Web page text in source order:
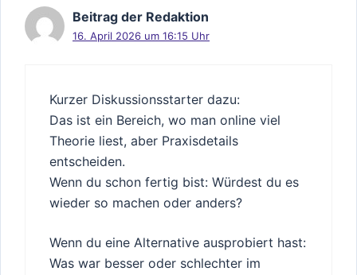
Beitrag der Redaktion
16. April 2026 um 16:15 Uhr
Kurzer Diskussionsstarter dazu:
Das ist ein Bereich, wo man online viel
Theorie liest, aber Praxisdetails
entscheiden.
Wenn du schon fertig bist: Würdest du es
wieder so machen oder anders?
Wenn du eine Alternative ausprobiert hast:
Was war besser oder schlechter im